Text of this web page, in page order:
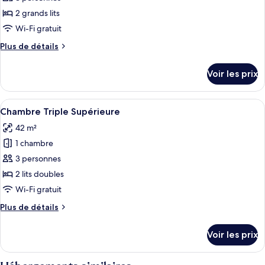
type
de
chambre :
Chambre
2 grands lits
Wi-Fi gratuit
Plus de détails
Plus
le
type
de
Chambre
Triple
Standard
Voir les prix
Afficher
toutes
les
photos
pour
ce
type
chambre :
Supérieure
Une chambre d’hôtel avec deux
5
Chambre Triple Supérieure
42 m²
1 chambre
3 personnes
2 lits doubles
Wi-Fi gratuit
Plus de détails
Plus
le
type
Voir les prix